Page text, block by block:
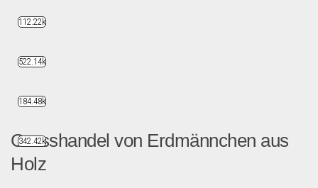
Grosshandel von Erdmännchen aus
Holz
112.22k
522.14k
184.48k
342.42k